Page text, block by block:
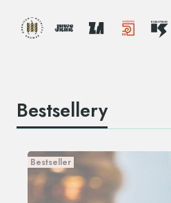
Bestsellery
Bestseller